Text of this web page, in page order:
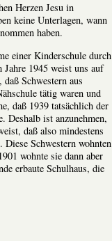
Herzen Jesu in
keine Unterlagen, wann
haben.
einer Kinderschule durch
Jahre 1945 weist uns auf
Schwestern aus
tätig waren und
daß 1939 tatsächlich der
Deshalb ist anzunehmen,
daß also mindestens
Schwestern wohnten
wohnte sie dann aber
erbaute Schulhaus, die